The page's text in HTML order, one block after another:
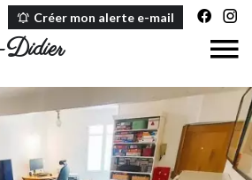
Créer mon alerte e-mail